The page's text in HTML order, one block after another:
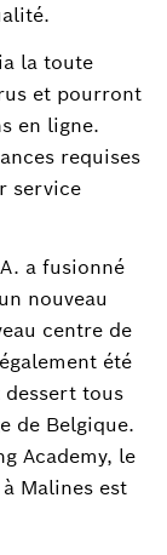
la toute
et pourront
en ligne.
requises
service
a fusionné
nouveau
centre de
été
tous
de Belgique.
Academy, le
Malines est